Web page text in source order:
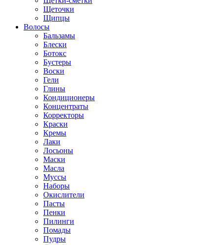
Щеточки
Щипцы
Волосы
Бальзамы
Блески
Ботокс
Бустеры
Воски
Гели
Глины
Кондиционеры
Концентраты
Корректоры
Краски
Кремы
Лаки
Лосьоны
Маски
Масла
Муссы
Наборы
Окислители
Пасты
Пенки
Пилинги
Помады
Пудры